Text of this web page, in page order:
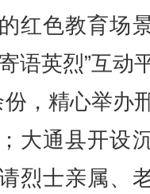
红色教育场
语英烈”互动
，精心举办
大通县开设
烈士亲属、